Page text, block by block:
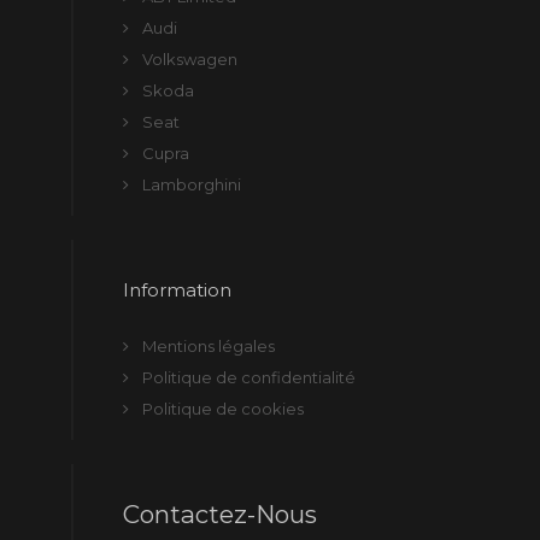
Audi
Volkswagen
Skoda
Seat
Cupra
Lamborghini
Information
Mentions légales
Politique de confidentialité
Politique de cookies
Contactez-Nous